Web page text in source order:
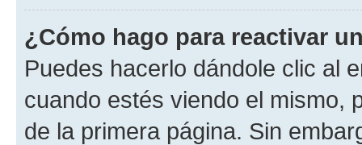
¿Cómo hago para reactivar
Puedes hacerlo dándole clic al
cuando estés viendo el mismo,
de la primera página. Sin